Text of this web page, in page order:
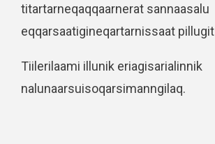
titartarneqaqqaarnerat sannaasalu
eqqarsaatigineqartarnissaat pillugit
Tiilerilaami illunik eriagisarialinnik
nalunaarsuisoqarsimanngilaq.